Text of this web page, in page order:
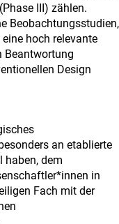
III) zählen.
Beobachtungsstudien,
hoch relevante
Beantwortung
Design
an etablierte
haben, dem
in
Fach mit der